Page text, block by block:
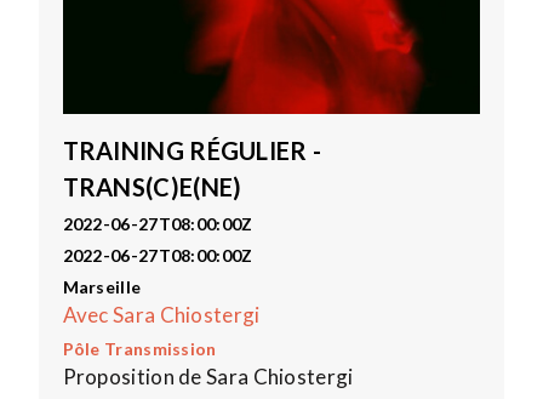
TRAINING RÉGULIER -
TRANS(C)E(NE)
2022-06-27T08:00:00Z
2022-06-27T08:00:00Z
Marseille
Avec Sara Chiostergi
Pôle Transmission
Proposition de Sara Chiostergi